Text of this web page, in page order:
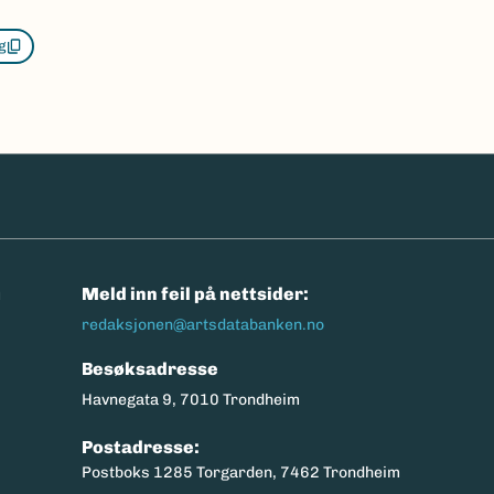
Meld inn feil på nettsider:
redaksjonen@artsdatabanken.no
Besøksadresse
Havnegata 9, 7010 Trondheim
Postadresse:
Postboks 1285 Torgarden, 7462 Trondheim